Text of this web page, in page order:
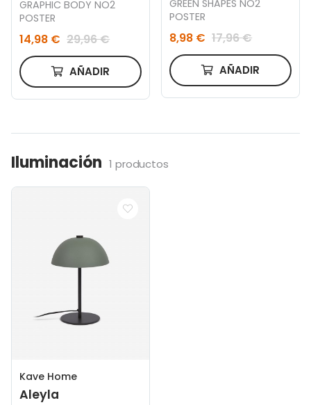
GRAPHIC BODY NO2
POSTER
14,98 € 29,96 €
AÑADIR
GREEN SHAPES NO2
POSTER
8,98 € 17,96 €
AÑADIR
Iluminación 1 productos
Kave Home
Aleyla